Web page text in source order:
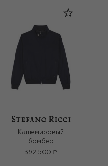
Кашемировый
бомбер
392 500 ₽